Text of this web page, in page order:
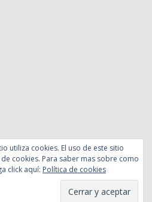
utiliza cookies. El uso de este sitio
cookies. Para saber mas sobre como
click aquí: Política de cookies